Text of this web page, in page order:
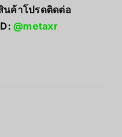
นค้าโปรดติดต่อ
@metaxr